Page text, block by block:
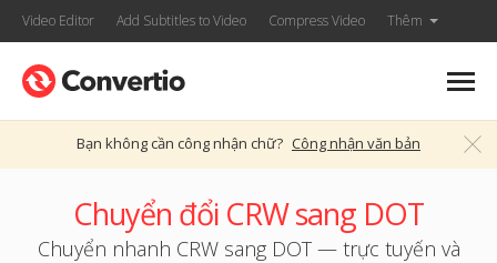
Video Editor Add Subtitles to Video Compress Video Thêm
Bạn không cần công nhận chữ? Công nhận văn bản
Chuyển đổi CRW sang DOT
Chuyển nhanh CRW sang DOT — trực tuyến và